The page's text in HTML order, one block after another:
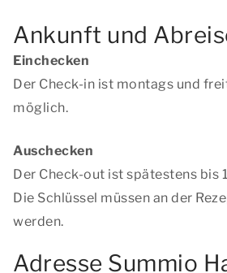
Ankunft und
Einchecken
Der Check-in ist montags und
möglich.
Auschecken
Der Check-out ist spätestens bis
Die Schlüssel müssen an der
werden.
Adresse Summio